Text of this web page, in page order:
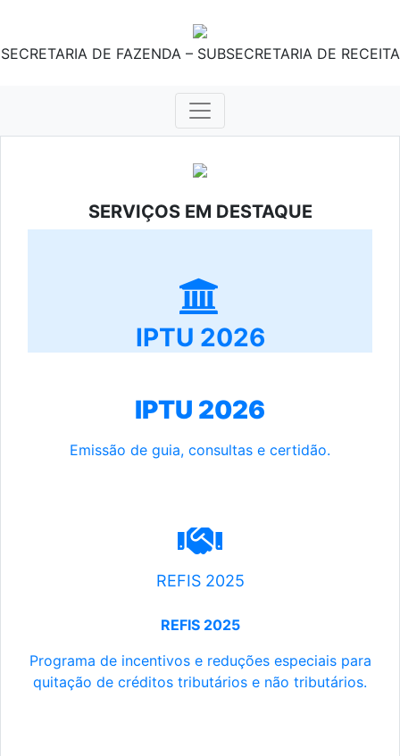
SECRETARIA DE FAZENDA – SUBSECRETARIA DE RECEITA
SERVIÇOS EM DESTAQUE
IPTU 2026
IPTU 2026
Emissão de guia, consultas e certidão.
REFIS 2025
REFIS 2025
Programa de incentivos e reduções especiais para
quitação de créditos tributários e não tributários.